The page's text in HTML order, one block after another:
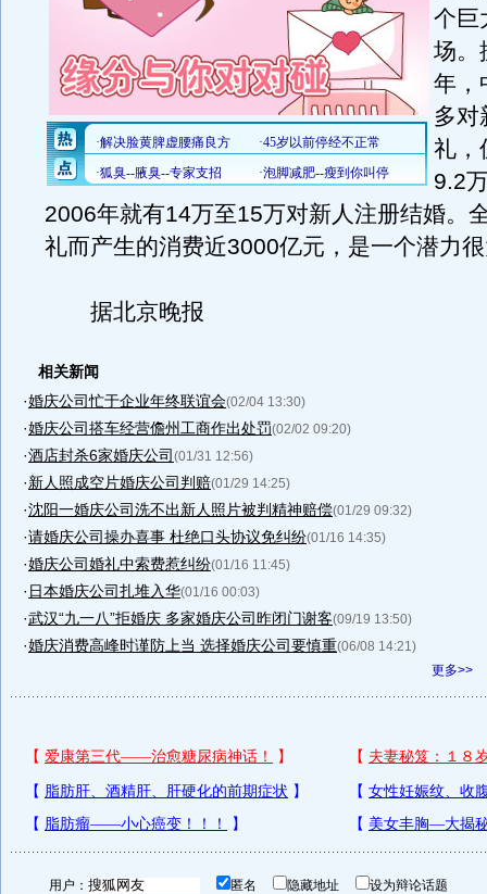
个巨
场。
年，
多对
礼，
9.2
2006年就有14万至15万对新人注册结婚。
礼而产生的消费近3000亿元，是一个潜力很
据北京晚报
相关新闻
·婚庆公司忙于企业年终联谊会(02/04 13:30)
·婚庆公司搭车经营儋州工商作出处罚(02/02 09:20)
·酒店封杀6家婚庆公司 (01/31 12:56)
·新人照成空片婚庆公司判赔(01/29 14:25)
·沈阳一婚庆公司洗不出新人照片被判精神赔偿(01/29 09:32)
·请婚庆公司操办喜事 杜绝口头协议免纠纷(01/16 14:35)
·婚庆公司婚礼中索费惹纠纷(01/16 11:45)
· 日本婚庆公司扎堆入华(01/16 00:03)
·武汉“九一八”拒婚庆 多家婚庆公司昨闭门谢客(09/19 13:50)
·婚庆消费高峰时谨防上当 选择婚庆公司要慎重(06/08 14:21)
更多>>
用户： 匿名 隐藏地址 设为辩论话题